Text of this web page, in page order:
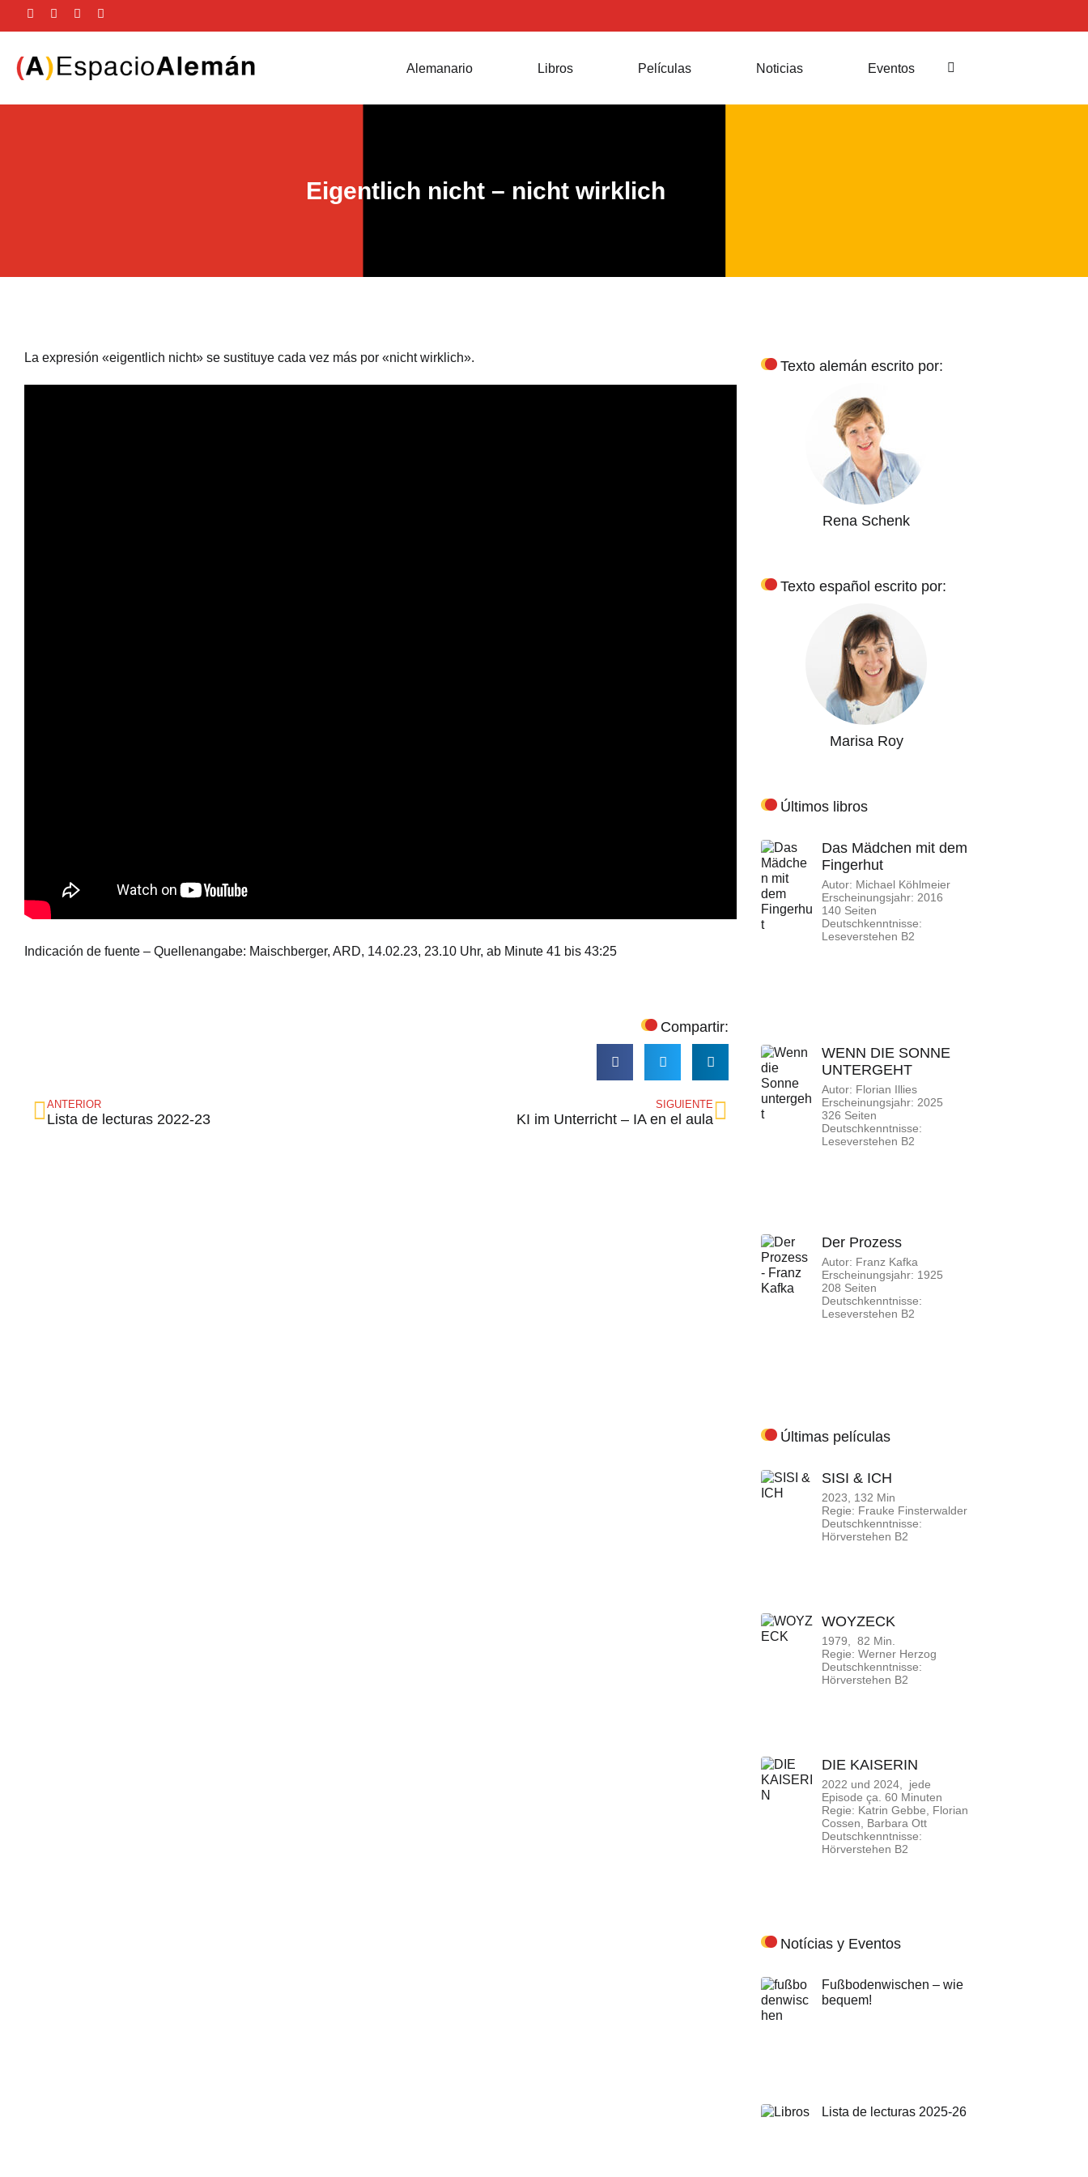
Alemanario Libros Películas Noticias Eventos
Eigentlich nicht – nicht wirklich
La expresión «eigentlich nicht» se sustituye cada vez más por «nicht wirklich».
Indicación de fuente – Quellenangabe: Maischberger, ARD, 14.02.23, 23.10 Uhr, ab Minute 41 bis 43:25
Compartir:
ANTERIOR
Lista de lecturas 2022-23
SIGUIENTE
KI im Unterricht – IA en el aula
Texto alemán escrito por:
Rena Schenk
Texto español escrito por:
Marisa Roy
Últimos libros
Das Mädchen mit dem
Fingerhut
Autor: Michael Köhlmeier
Erscheinungsjahr: 2016
140 Seiten
Deutschkenntnisse:
Leseverstehen B2
WENN DIE SONNE
UNTERGEHT
Autor: Florian Illies
Erscheinungsjahr: 2025
326 Seiten
Deutschkenntnisse:
Leseverstehen B2
Der Prozess
Autor: Franz Kafka
Erscheinungsjahr: 1925
208 Seiten
Deutschkenntnisse:
Leseverstehen B2
Últimas películas
SISI & ICH
2023, 132 Min
Regie: Frauke Finsterwalder
Deutschkenntnisse:
Hörverstehen B2
WOYZECK
1979, 82 Min.
Regie: Werner Herzog
Deutschkenntnisse:
Hörverstehen B2
DIE KAISERIN
2022 und 2024, jede
Episode ça. 60 Minuten
Regie: Katrin Gebbe, Florian
Cossen, Barbara Ott
Deutschkenntnisse:
Hörverstehen B2
Notícias y Eventos
Fußbodenwischen – wie
bequem!
Lista de lecturas 2025-26